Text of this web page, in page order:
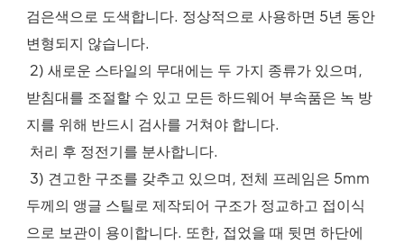
검은색으로 도색합니다. 정상적으로 사용하면 5년 동안
변형되지 않습니다.
받침대를 조절할 수 있고 모든 하드웨어 부속품은 녹 방
지를 위해 반드시 검사를 거쳐야 합니다.
처리 후 정전기를 분사합니다.
두께의 앵글 스틸로 제작되어 구조가 정교하고 접이식
으로 보관이 용이합니다. 또한, 접었을 때 뒷면 하단에